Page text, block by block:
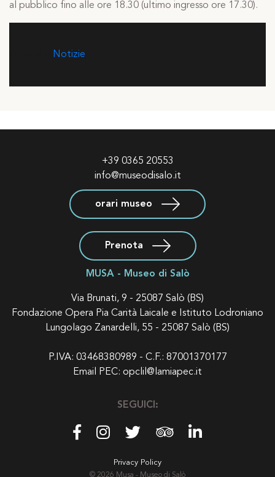
al pubblico fino alle ore 18.30 (ultimo ingresso ore 17.30).
Notizie
+39 0365 20553
info@museodisalo.it
orari museo
Prenota
MUSA - Museo di Salò
Via Brunati, 9 - 25087 Salò (BS)
Fondazione Opera Pia Carità Laicale e Istituto Lodroniano
Lungolago Zanardelli, 55 - 25087 Salò (BS)
P.IVA: 03468380989 - C.F.: 87001370177
Email PEC: opclil@lamiapec.it
SEGUICI:
Privacy Policy
© 2026 Musa - Museo di Salò